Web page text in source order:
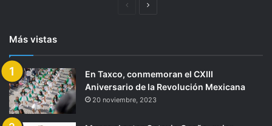
PáginaSiguiente
Más vistas
En Taxco, conmemoran el CXIII
Aniversario de la Revolución Mexicana
20 noviembre, 2023